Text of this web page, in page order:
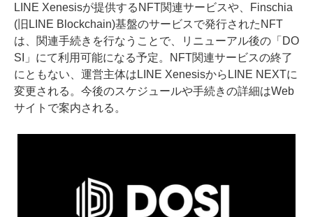
LINE Xenesisが提供するNFT関連サービスや、Finschia
(旧LINE Blockchain)基盤のサービスで発行されたNFT
は、関連手続きを行なうことで、リニューアル後の「DO
SI」にて利用可能になる予定。NFT関連サービスの終了
にともない、運営主体はLINE XenesisからLINE NEXTに
変更される。今後のスケジュールや手続きの詳細はWeb
サイトで案内される。